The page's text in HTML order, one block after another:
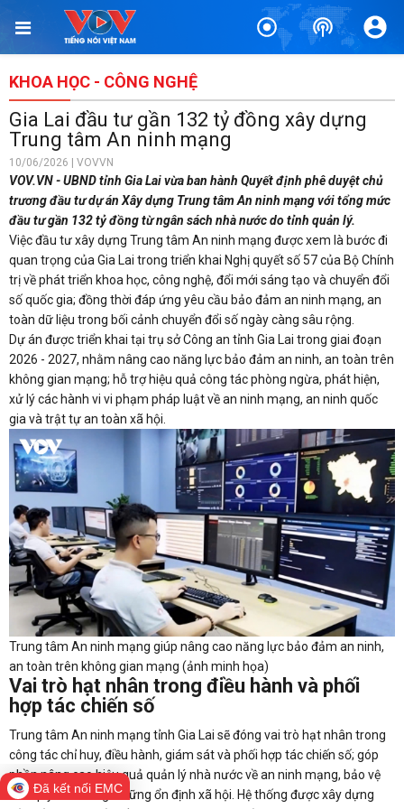
KHOA HỌC - CÔNG NGHỆ
Gia Lai đầu tư gần 132 tỷ đồng xây dựng
Trung tâm An ninh mạng
10/06/2026 | VOVVN
VOV.VN - UBND tỉnh Gia Lai vừa ban hành Quyết định phê duyệt chủ
trương đầu tư dự án Xây dựng Trung tâm An ninh mạng với tổng mức
đầu tư gần 132 tỷ đồng từ ngân sách nhà nước do tỉnh quản lý.
Việc đầu tư xây dựng Trung tâm An ninh mạng được xem là bước đi
quan trọng của Gia Lai trong triển khai Nghị quyết số 57 của Bộ Chính
trị về phát triển khoa học, công nghệ, đổi mới sáng tạo và chuyển đổi
số quốc gia; đồng thời đáp ứng yêu cầu bảo đảm an ninh mạng, an
toàn dữ liệu trong bối cảnh chuyển đổi số ngày càng sâu rộng.
Dự án được triển khai tại trụ sở Công an tỉnh Gia Lai trong giai đoạn
2026 - 2027, nhằm nâng cao năng lực bảo đảm an ninh, an toàn trên
không gian mạng; hỗ trợ hiệu quả công tác phòng ngừa, phát hiện,
xử lý các hành vi vi phạm pháp luật về an ninh mạng, an ninh quốc
gia và trật tự an toàn xã hội.
Trung tâm An ninh mạng giúp nâng cao năng lực bảo đảm an ninh,
an toàn trên không gian mạng (ảnh minh họa)
Vai trò hạt nhân trong điều hành và phối
hợp tác chiến số
Trung tâm An ninh mạng tỉnh Gia Lai sẽ đóng vai trò hạt nhân trong
công tác chỉ huy, điều hành, giám sát và phối hợp tác chiến số; góp
phần nâng cao hiệu quả quản lý nhà nước về an ninh mạng, bảo vệ
chủ quyền số và giữ vững ổn định xã hội. Hệ thống được xây dựng
Đã kết nối EMC